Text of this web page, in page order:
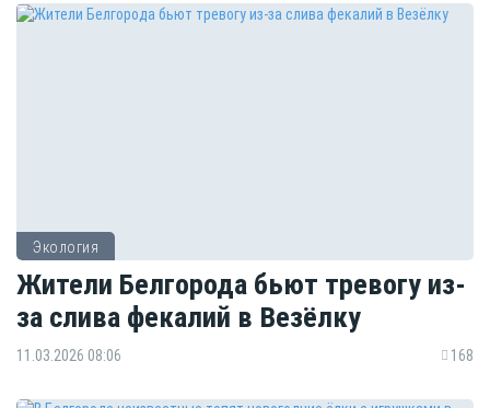
Экология
Жители Белгорода бьют тревогу из-
за слива фекалий в Везёлку
11.03.2026 08:06 168